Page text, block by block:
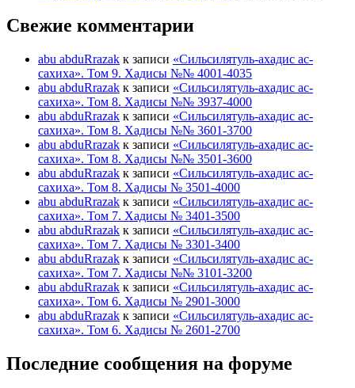
Свежие комментарии
abu abduRrazak к записи «Сильсилятуль-ахадис ас-
сахиха». Том 9. Хадисы №№ 4001-4035
abu abduRrazak к записи «Сильсилятуль-ахадис ас-
сахиха». Том 8. Хадисы №№ 3937-4000
abu abduRrazak к записи «Сильсилятуль-ахадис ас-
сахиха». Том 8. Хадисы №№ 3601-3700
abu abduRrazak к записи «Сильсилятуль-ахадис ас-
сахиха». Том 8. Хадисы №№ 3501-3600
abu abduRrazak к записи «Сильсилятуль-ахадис ас-
сахиха». Том 8. Хадисы № 3501-4000
abu abduRrazak к записи «Сильсилятуль-ахадис ас-
сахиха». Том 7. Хадисы № 3401-3500
abu abduRrazak к записи «Сильсилятуль-ахадис ас-
сахиха». Том 7. Хадисы № 3301-3400
abu abduRrazak к записи «Сильсилятуль-ахадис ас-
сахиха». Том 7. Хадисы №№ 3101-3200
abu abduRrazak к записи «Сильсилятуль-ахадис ас-
сахиха». Том 6. Хадисы № 2901-3000
abu abduRrazak к записи «Сильсилятуль-ахадис ас-
сахиха». Том 6. Хадисы № 2601-2700
Последние сообщения на форуме